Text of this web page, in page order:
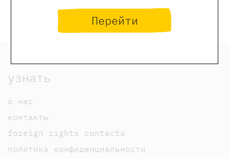
Перейти
сайта
узнать
о нас
контакты
foreign rights contacts
политика конфиденциальности